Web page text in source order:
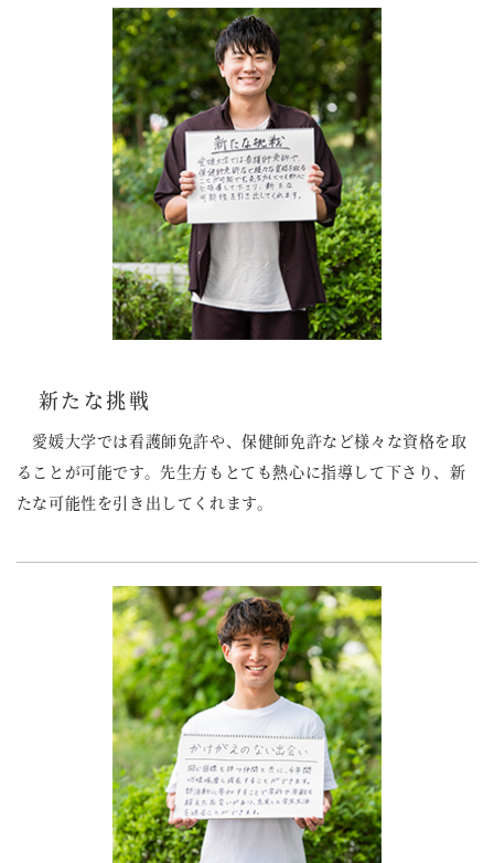
新たな挑戦
愛媛大学では看護師免許や、保健師免許など様々な資格を取
ることが可能です。先生方もとても熱心に指導して下さり、新
たな可能性を引き出してくれます。